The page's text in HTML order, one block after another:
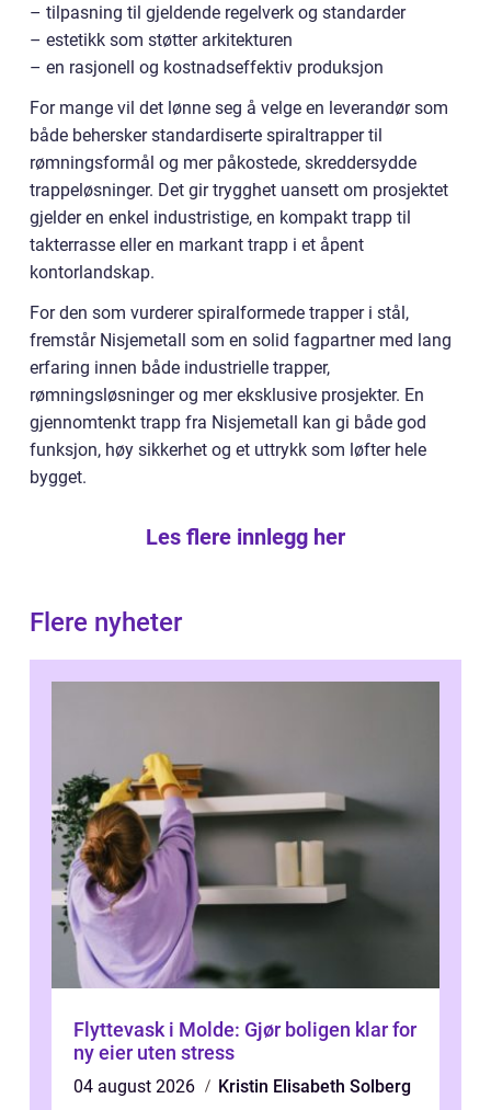
– tilpasning til gjeldende regelverk og standarder
– estetikk som støtter arkitekturen
– en rasjonell og kostnadseffektiv produksjon
For mange vil det lønne seg å velge en leverandør som
både behersker standardiserte spiraltrapper til
rømningsformål og mer påkostede, skreddersydde
trappeløsninger. Det gir trygghet uansett om prosjektet
gjelder en enkel industristige, en kompakt trapp til
takterrasse eller en markant trapp i et åpent
kontorlandskap.
For den som vurderer spiralformede trapper i stål,
fremstår Nisjemetall som en solid fagpartner med lang
erfaring innen både industrielle trapper,
rømningsløsninger og mer eksklusive prosjekter. En
gjennomtenkt trapp fra Nisjemetall kan gi både god
funksjon, høy sikkerhet og et uttrykk som løfter hele
bygget.
Les flere innlegg her
Flere nyheter
Flyttevask i Molde: Gjør boligen klar for
ny eier uten stress
04 august 2026 Kristin Elisabeth Solberg